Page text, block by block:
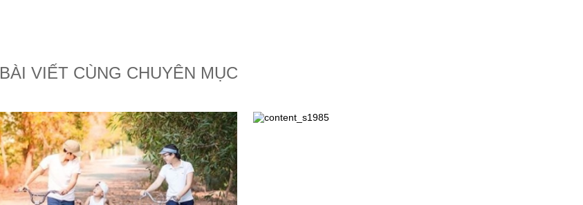
BÀI VIẾT CÙNG CHUYÊN MỤC